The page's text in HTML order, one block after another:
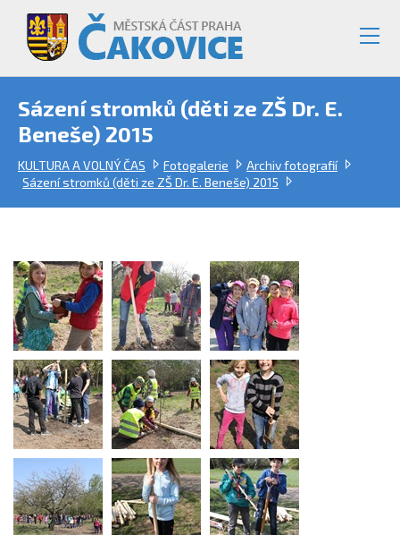
Sázení stromků (děti ze ZŠ Dr. E.
Beneše) 2015
KULTURA A VOLNÝ ČAS Fotogalerie
Archiv fotografií
Sázení stromků (děti ze ZŠ Dr. E. Beneše) 2015